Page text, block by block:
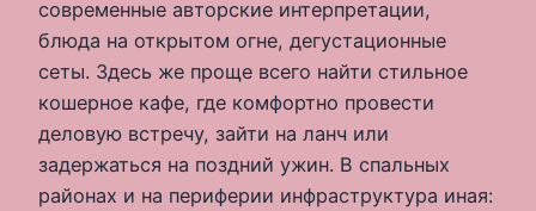
современные авторские интерпретации,
блюда на открытом огне, дегустационные
сеты. Здесь же проще всего найти стильное
кошерное кафе, где комфортно провести
деловую встречу, зайти на ланч или
задержаться на поздний ужин. В спальных
районах и на периферии инфраструктура иная: